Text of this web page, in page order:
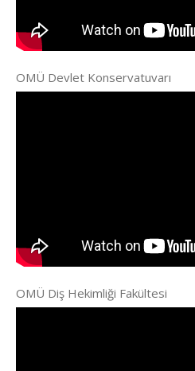
OMÜ Devlet Konservatuvarı
OMÜ Diş Hekimliği Fakültesi